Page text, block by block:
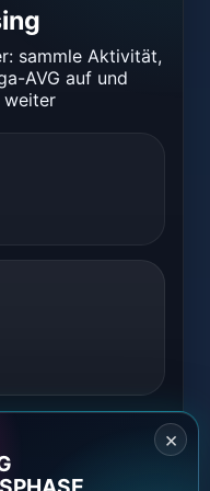
sammle Aktivität,
AVG auf und
weiter
gelöscht.
×